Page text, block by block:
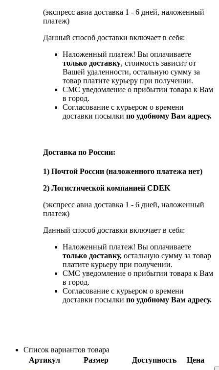
(экспресс авиа доставка 1 - 6 дней, наложенный
платеж)
Данный способ доставки включает в себя:
Наложенный платеж! Вы оплачиваете
только доставку, стоимость зависит от
Вашей удаленности, остальную сумму за
товар платите курьеру при получении.
СМС уведомление о прибытии товара к Вам
в город.
Согласование с курьером о времени
доставки посылки по удобному Вам адресу.
Доставка по России:
1) Почтой России (наложенного платежа нет)
2) Логистической компанией CDEK
(экспресс авиа доставка 1 - 6 дней, наложенный
платеж)
Данный способ доставки включает в себя:
Наложенный платеж! Вы оплачиваете
только доставку, остальную сумму за товар
платите курьеру при получении.
СМС уведомление о прибытии товара к Вам
в город.
Согласование с курьером о времени
доставки посылки по удобному Вам адресу.
Список вариантов товара
Артикул
Размер Доступность
Цена